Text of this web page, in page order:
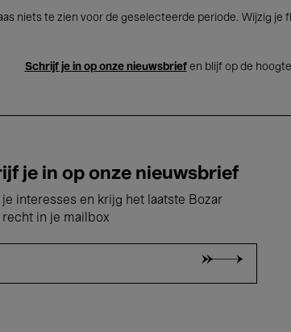
niets te zien voor de geselecteerde periode. Wijzig je
Schrijf je in op onze nieuwsbriefen blijf op de
je in op onze nieuwsbrief
je interesses en krijg het laatste Bozar
recht in je mailbox